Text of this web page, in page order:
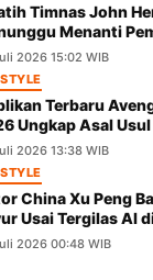
Timnas John
Menanti
Ferdinan
2026 15:02 WIB
Terbaru
Ungkap Asal
2026 13:38 WIB
China Xu Peng
Usai Tergilas AI
2026 00:48 WIB